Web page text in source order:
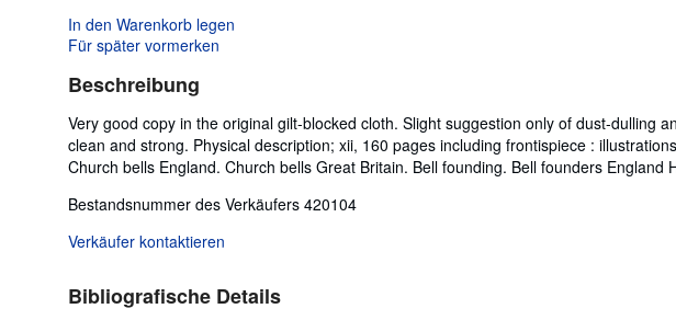
In den Warenkorb legen
Für später vormerken
Beschreibung
Very good copy in the original gilt-blocked cloth. Slight suggestion only of dust-dulling
clean and strong. Physical description; xii, 160 pages including frontispiece :
Church bells England. Church bells Great Britain. Bell founding. Bell founders
Bestandsnummer des Verkäufers 420104
Verkäufer kontaktieren
Bibliografische Details